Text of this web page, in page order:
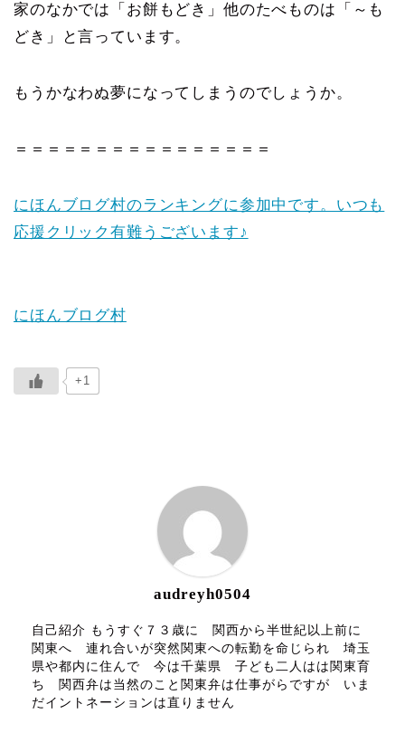
家のなかでは「お餅もどき」他のたべものは「～も
どき」と言っています。
もうかなわぬ夢になってしまうのでしょうか。
＝＝＝＝＝＝＝＝＝＝＝＝＝＝＝＝
にほんブログ村のランキングに参加中です。いつも
応援クリック有難うございます♪
にほんブログ村
+1
audreyh0504
自己紹介 もうすぐ７３歳に 関西から半世紀以上前に
関東へ 連れ合いが突然関東への転勤を命じられ 埼玉
県や都内に住んで 今は千葉県 子ども二人はは関東育
ち 関西弁は当然のこと関東弁は仕事がらですが いま
だイントネーションは直りません